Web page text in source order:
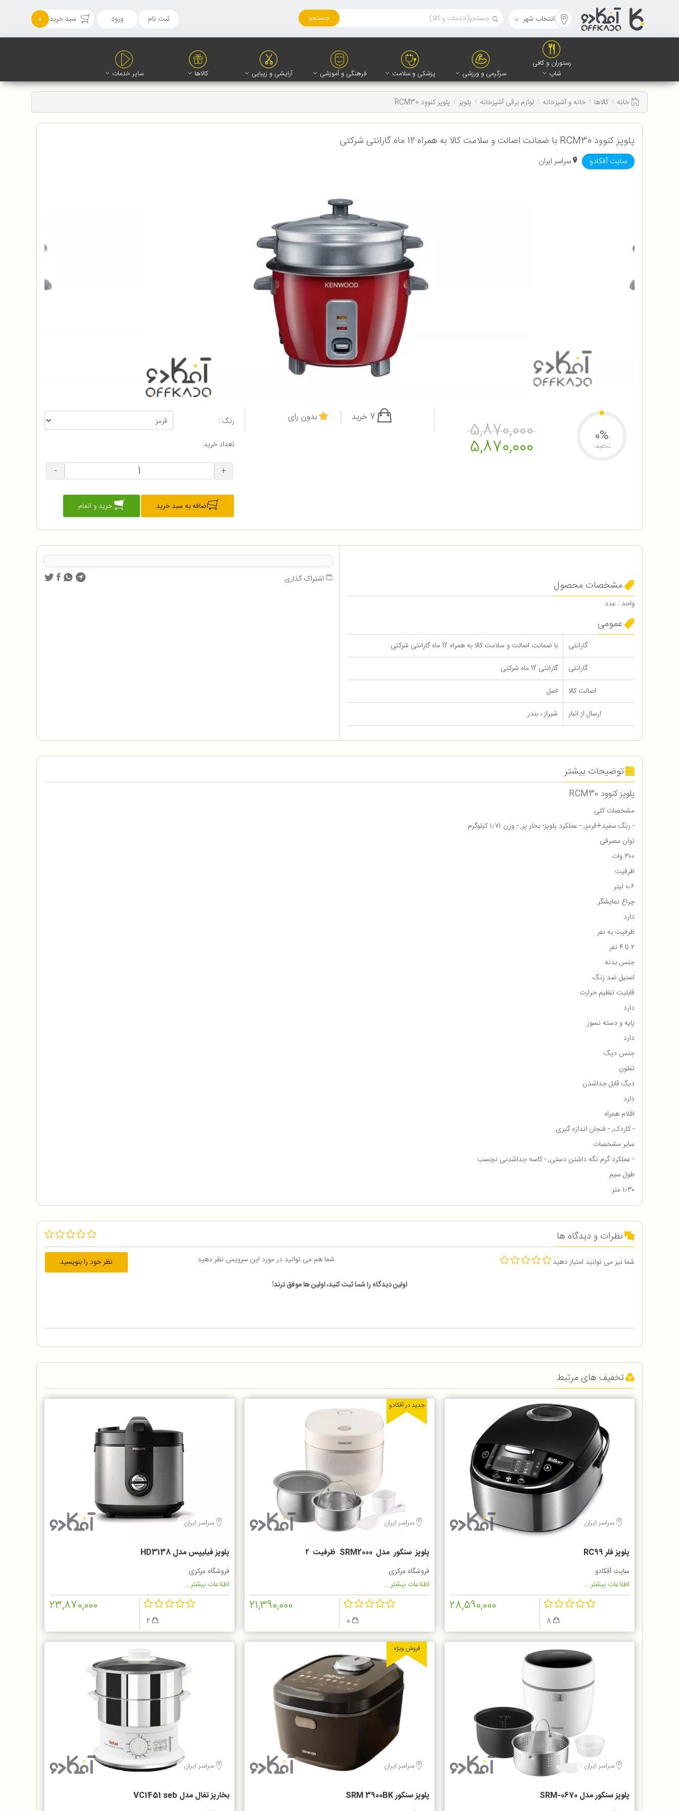
انتخاب شهر جستجو ثبت نام ورود سبد خرید 0
رستوران و کافی
شاپ
سرگرمی و ورزشی پزشکی و سلامت فرهنگی و آموزشی آرایشی و زیبایی کالاها سایر خدمات
خانه کالاها خانه و آشپزخانه لوازم برقی آشپزخانه پلوپز پلوپز کنوود RCM30
پلوپز کنوود RCM30 با ضمانت اصالت و سلامت کالا به همراه 12 ماه گارانتی شرکتی
سایت آفکادو سراسر ایران
5,870,000
5,870,000 0%
تخفیف
7 خرید بدون رای
رنگ :
تعداد خرید:
+
-
اضافه به سبد خرید خرید و اتمام
مشخصات محصول
واحد : عدد
عمومی
گارانتی
با ضمانت اصالت و سلامت کالا به همراه 12 ماه گارانتی شرکتی
گارانتی
گارانتی 12 ماه شرکتی
اصالت کالا
اصل
ارسال از انبار
شیراز ، بندر
اشتراک گذاری
توضیحات بیشتر
پلوپز کنوود RCM30
مشخصات کلی
- رنگ سفید+قرمز, - عملکرد پلوپز- بخار پز, - وزن ۱٫۷۱ کیلوگرم
توان مصرفی
۳۰۰ وات
ظرفیت
۰٫۶ لیتر
چراغ نمایشگر
دارد
ظرفیت به نفر
۲ تا ۴ نفر
جنس بدنه
استیل ضد زنگ
قابلیت تنظیم حرارت
دارد
پایه و دسته نسوز
دارد
جنس دیگ
تفلون
دیگ قابل جداشدن
دارد
اقلام همراه
- کاردک, - فنجان اندازه گیری
سایر مشخصات
- عملکرد گرم نگه داشتن دستی, - کاسه جداشدنی نچسب
طول سیم
۱٫۳۰ متر
نظرات و دیدگاه ها
شما نیز می توانید امتیاز دهید شما هم می توانید در مورد این سرویس نظر دهید
نظر خود را بنویسید
اولین دیدگاه را شما ثبت کنید، اولین ها موفق ترند!
تخفیف های مرتبط
سراسر ایران
پلوپز فلر RC99
سایت آفکادو
اطلاعات بیشتر...
28,590,000
جدید در آفکادو
سراسر ایران
پلوپز سنکور مدل SRM2000 ظرفیت ۲
لیتر
فروشگاه مرکزی
اطلاعات بیشتر...
21,390,000
سراسر ایران
پلوپز فيليپس مدل HD3138
فروشگاه مرکزی
اطلاعات بیشتر...
23,870,000
سراسر ایران
پلوپز سنکور مدل SRM-0670
فروش ویژه
سراسر ایران
پلوپز سنکور SRM 3900BK
سراسر ایران
بخارپز تفال مدل VC1451 seb